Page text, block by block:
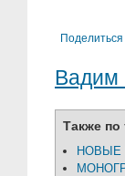
Поделиться
Также по
НОВЫЕ